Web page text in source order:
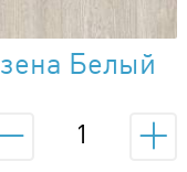
Белый